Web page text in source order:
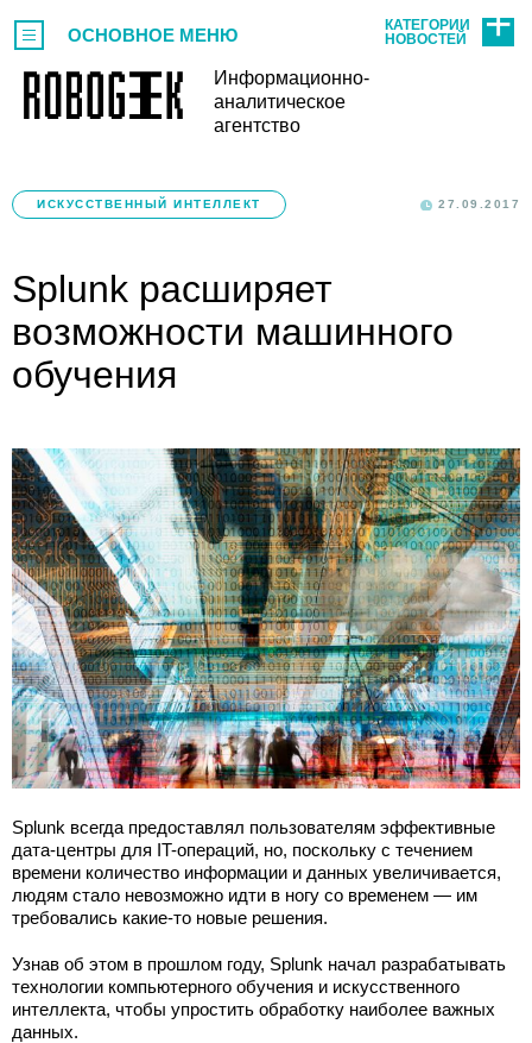
Информационно-
аналитическое
агентство
ОСНОВНОЕ МЕНЮ
КАТЕГОРИИ
НОВОСТЕЙ
ИСКУССТВЕННЫЙ ИНТЕЛЛЕКТ 27.09.2017
Splunk расширяет
возможности машинного
обучения
Splunk всегда предоставлял пользователям эффективные
дата-центры для IT-операций, но, поскольку с течением
времени количество информации и данных увеличивается,
людям стало невозможно идти в ногу со временем — им
требовались какие-то новые решения.
Узнав об этом в прошлом году, Splunk начал разрабатывать
технологии компьютерного обучения и искусственного
интеллекта, чтобы упростить обработку наиболее важных
данных.